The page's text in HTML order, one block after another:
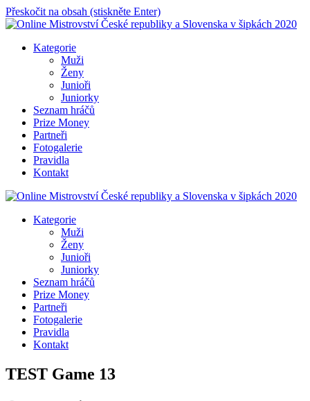
Přeskočit na obsah (stiskněte Enter)
Online Mistrovství České republiky a Slovenska v šipkách 2020
Kategorie
Muži
Ženy
Junioři
Juniorky
Seznam hráčů
Prize Money
Partneři
Fotogalerie
Pravidla
Kontakt
Online Mistrovství České republiky a Slovenska v šipkách 2020
Kategorie
Muži
Ženy
Junioři
Juniorky
Seznam hráčů
Prize Money
Partneři
Fotogalerie
Pravidla
Kontakt
TEST Game 13